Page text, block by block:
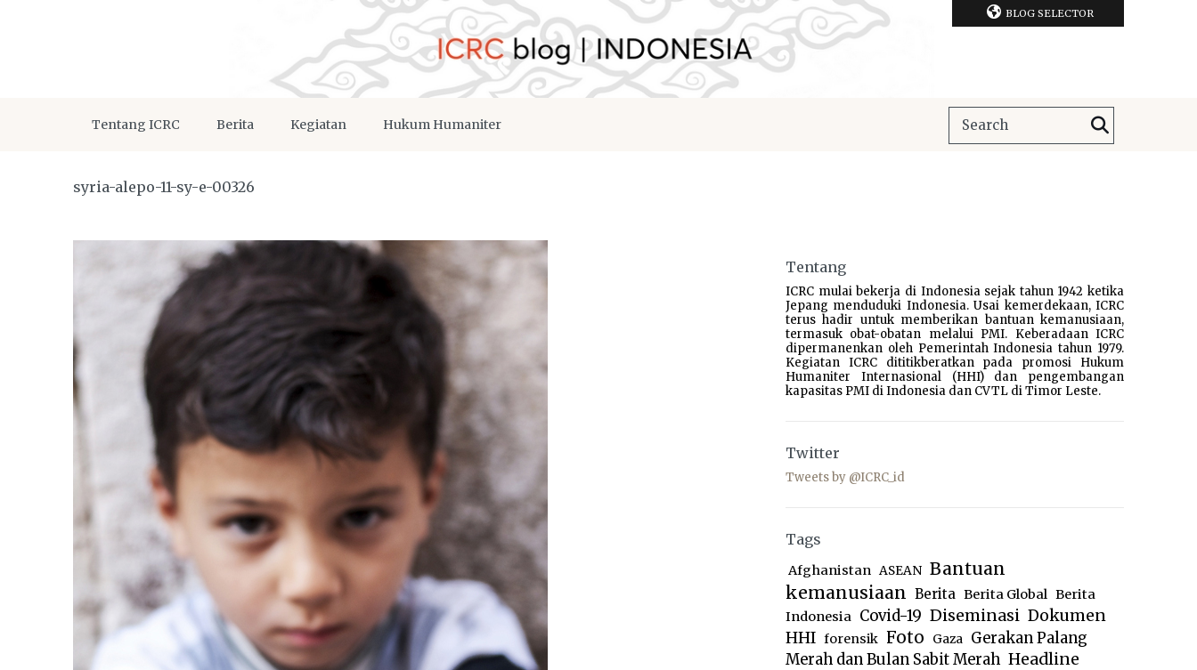
BLOG SELECTOR
Tentang ICRC Berita Kegiatan Hukum Humaniter
syria-alepo-11-sy-e-00326
Tentang
ICRC mulai bekerja di Indonesia sejak tahun 1942 ketika
Jepang menduduki Indonesia. Usai kemerdekaan, ICRC
terus hadir untuk memberikan bantuan kemanusiaan,
termasuk obat-obatan melalui PMI. Keberadaan ICRC
dipermanenkan oleh Pemerintah Indonesia tahun 1979.
Kegiatan ICRC dititikberatkan pada promosi Hukum
Humaniter Internasional (HHI) dan pengembangan
kapasitas PMI di Indonesia dan CVTL di Timor Leste.
Twitter
Tweets by @ICRC_id
Tags
Afghanistan ASEAN Bantuan
kemanusiaan Berita Berita Global Berita
Indonesia Covid-19 Diseminasi Dokumen
HHI forensik Foto Gaza Gerakan Palang
Merah dan Bulan Sabit Merah Headline